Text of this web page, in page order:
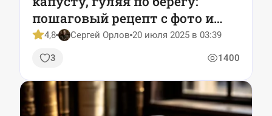
пошаговый рецепт с фото и
видео
4,8 Сергей Орлов 20 июля 2025 в 03:39
3 1400